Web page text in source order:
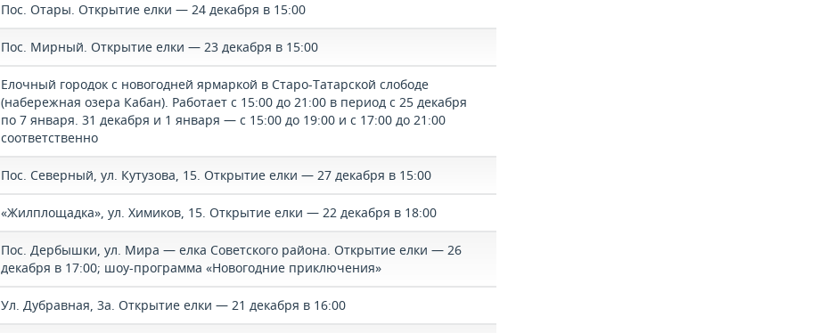
Пос. Отары. Открытие елки — 24 декабря в 15:00
Пос. Мирный. Открытие елки — 23 декабря в 15:00
Елочный городок с новогодней ярмаркой в Старо-Татарской слободе
(набережная озера Кабан). Работает с 15:00 до 21:00 в период с 25 декабря
по 7 января. 31 декабря и 1 января — с 15:00 до 19:00 и с 17:00 до 21:00
соответственно
Пос. Северный, ул. Кутузова, 15. Открытие елки — 27 декабря в 15:00
«Жилплощадка», ул. Химиков, 15. Открытие елки — 22 декабря в 18:00
Пос. Дербышки, ул. Мира — елка Советского района. Открытие елки — 26
декабря в 17:00; шоу-программа «Новогодние приключения»
Ул. Дубравная, 3а. Открытие елки — 21 декабря в 16:00